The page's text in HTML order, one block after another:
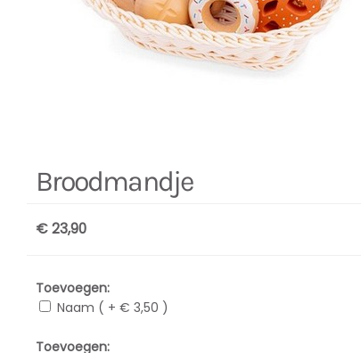
Broodmandje
€ 23,90
Toevoegen:
Naam ( + € 3,50 )
Toevoegen: